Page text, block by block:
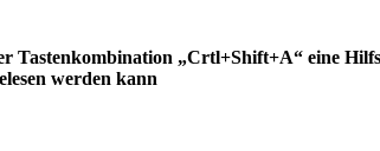
Tastenkombination „Crtl+Shift+A“ eine
werden kann